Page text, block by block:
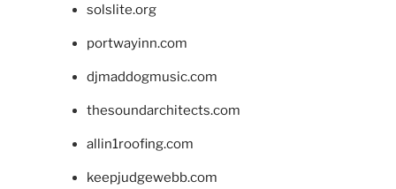
solslite.org
portwayinn.com
djmaddogmusic.com
thesoundarchitects.com
allin1roofing.com
keepjudgewebb.com